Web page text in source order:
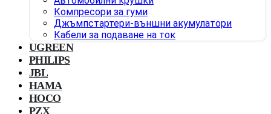
Компресори за гуми
Джъмпстартери-външни акумулатори
Кабели за подаване на ток
UGREEN
PHILIPS
JBL
HAMA
HOCO
PZX